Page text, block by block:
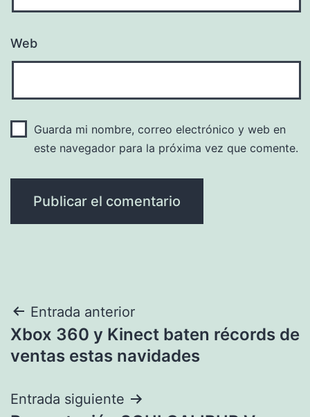
Web
Guarda mi nombre, correo electrónico y web en
este navegador para la próxima vez que comente.
Navegación
de
Entrada anterior
Xbox 360 y Kinect baten récords de
ventas estas navidades
Entrada siguiente